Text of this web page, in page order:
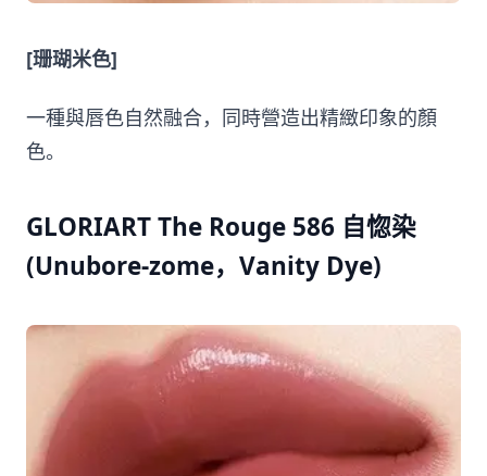
[珊瑚米色]
一種與唇色自然融合，同時營造出精緻印象的顏
色。
GLORIART The Rouge 586 自惚染
(Unubore-zome，Vanity Dye)